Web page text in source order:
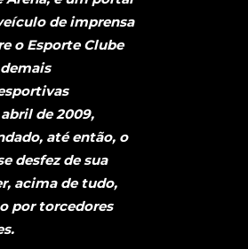
de imprensa
o Esporte Clube
de 2009,
até então, o
desfez de sua
acima de tudo,
por torcedores